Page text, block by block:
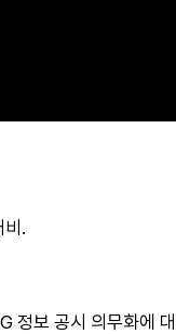
.
정보 공시 의무화